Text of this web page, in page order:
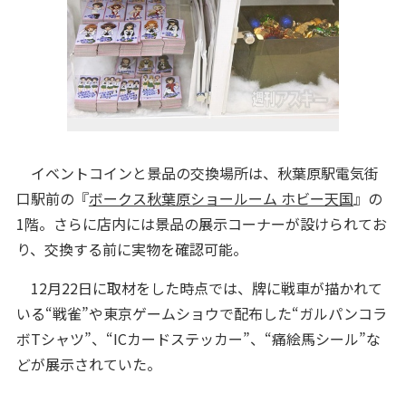
イベントコインと景品の交換場所は、秋葉原駅電気街
口駅前の『ボークス秋葉原ショールーム ホビー天国』の
1階。さらに店内には景品の展示コーナーが設けられてお
り、交換する前に実物を確認可能。
12月22日に取材をした時点では、牌に戦車が描かれて
いる“戦雀”や東京ゲームショウで配布した“ガルパンコラ
ボTシャツ”、“ICカードステッカー”、“痛絵馬シール”な
どが展示されていた。